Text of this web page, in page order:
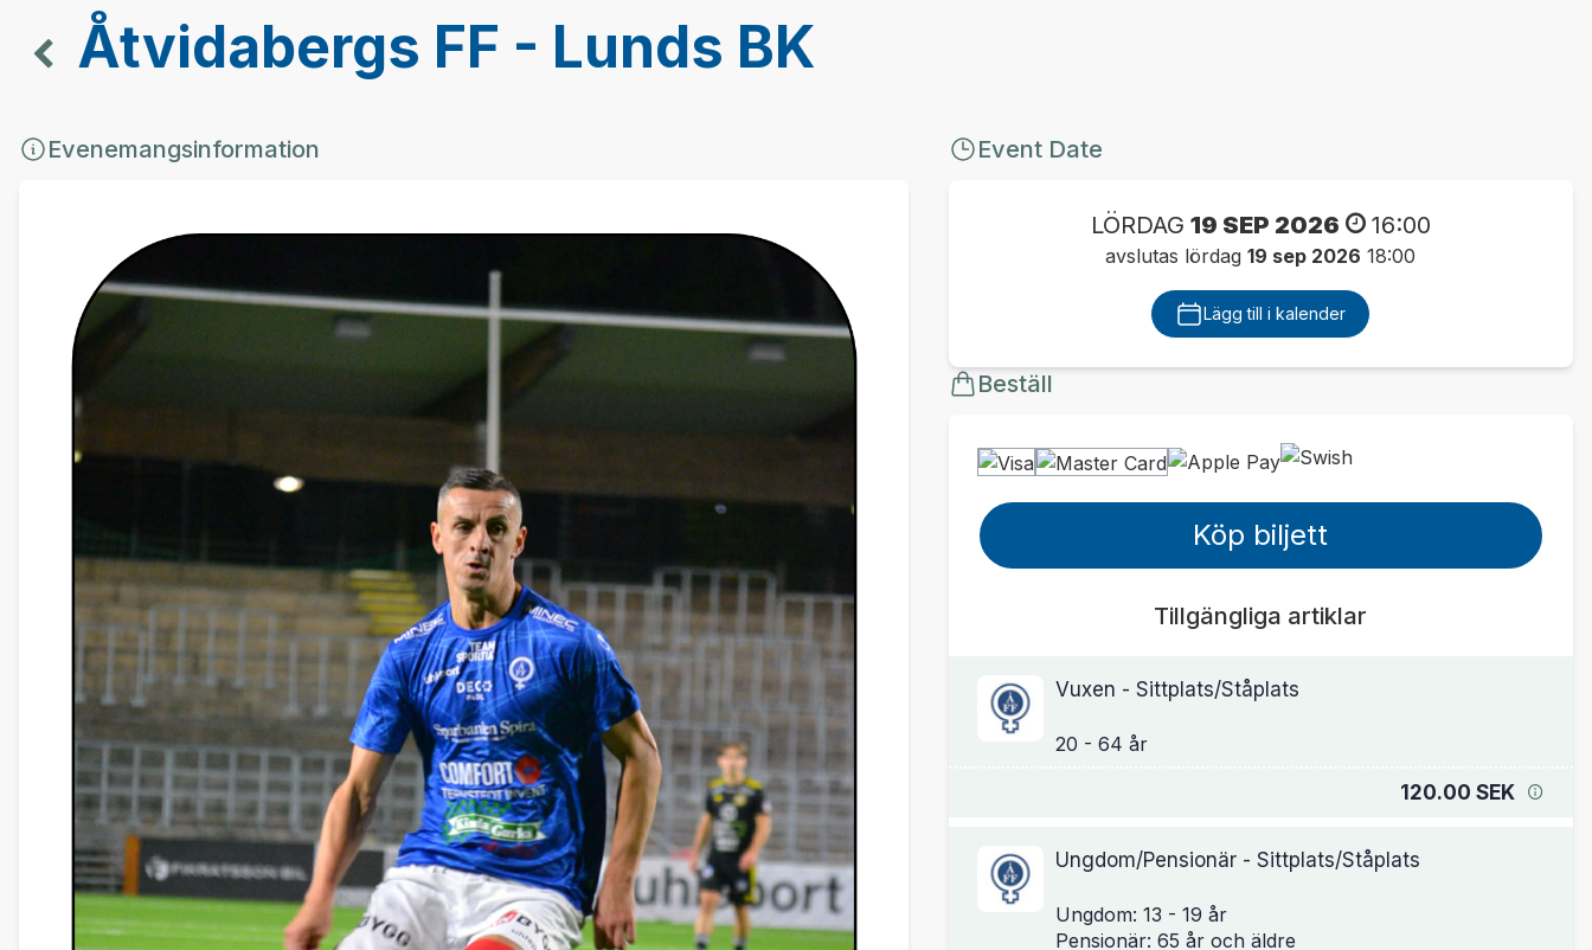
Åtvidabergs FF - Lunds BK
Evenemangsinformation Event Date
LÖRDAG 19 SEP 2026 16:00
avslutas lördag19 sep 2026 18:00
Lägg till i kalender
Beställ
Köp biljett
Tillgängliga artiklar
Vuxen - Sittplats/Ståplats
20 - 64 år
120.00 SEK
Ungdom/Pensionär - Sittplats/Ståplats
Ungdom: 13 - 19 år